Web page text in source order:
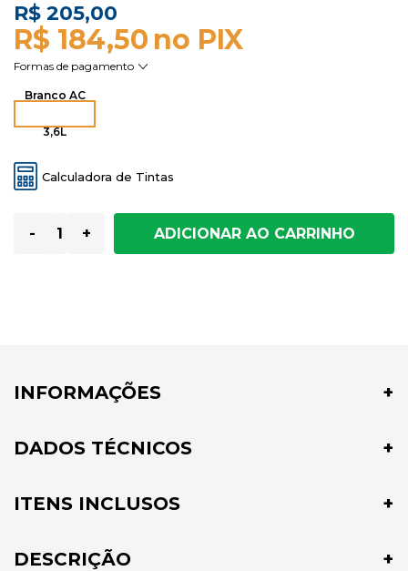
R$ 205,00
R$ 184,50
Branco AC
3,6L
Calculadora de Tintas
- +
INFORMAÇÕES
DADOS TÉCNICOS
ITENS INCLUSOS
DESCRIÇÃO